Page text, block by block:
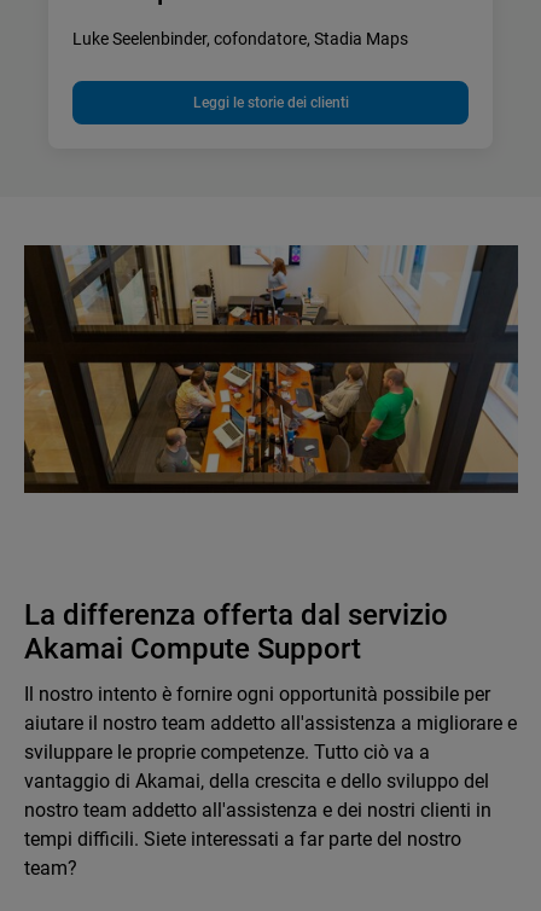
Luke Seelenbinder, cofondatore, Stadia Maps
Leggi le storie dei clienti
La differenza offerta dal servizio
Akamai Compute Support
Il nostro intento è fornire ogni opportunità possibile per
aiutare il nostro team addetto all'assistenza a migliorare e
sviluppare le proprie competenze. Tutto ciò va a
vantaggio di Akamai, della crescita e dello sviluppo del
nostro team addetto all'assistenza e dei nostri clienti in
tempi difficili. Siete interessati a far parte del nostro
team?